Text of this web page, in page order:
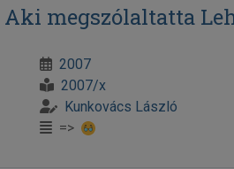
Aki megszólaltatta
2007
2007/x
Kunkovács László
=>